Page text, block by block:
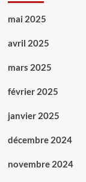
mai 2025
avril 2025
mars 2025
février 2025
janvier 2025
décembre 2024
novembre 2024